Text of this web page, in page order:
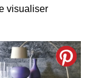
visualiser